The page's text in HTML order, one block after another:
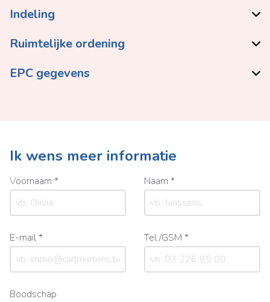
Indeling
Ruimtelijke ordening
EPC gegevens
Ik wens meer informatie
Voornaam * Naam *
E-mail * Tel./GSM *
Boodschap